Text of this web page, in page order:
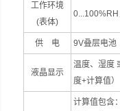
工作环境
(表体)
供 电 9V叠层电池
液晶显示
温度、湿度
度+计算值）
计算值包含